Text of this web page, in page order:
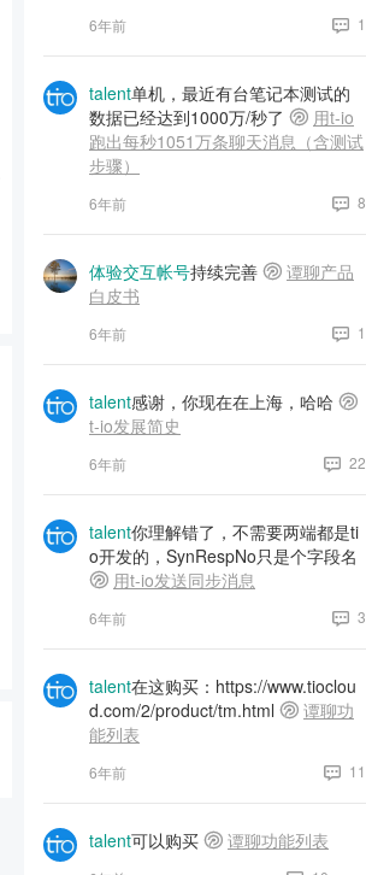
6年前 1
talent单机，最近有台笔记本测试的
数据已经达到1000万/秒了
用t-io
跑出每秒1051万条聊天消息（含测试
步骤）
6年前 8
体验交互帐号持续完善
谭聊产品
白皮书
6年前 1
talent感谢，你现在在上海，哈哈
t-io发展简史
6年前 22
talent你理解错了，不需要两端都是ti
o开发的，SynRespNo只是个字段名
用t-io发送同步消息
6年前 3
talent在这购买：https://www.tioclou
d.com/2/product/tm.html
谭聊功
能列表
6年前 11
talent可以购买 谭聊功能列表